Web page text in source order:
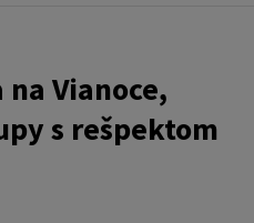
na Vianoce,
s rešpektom